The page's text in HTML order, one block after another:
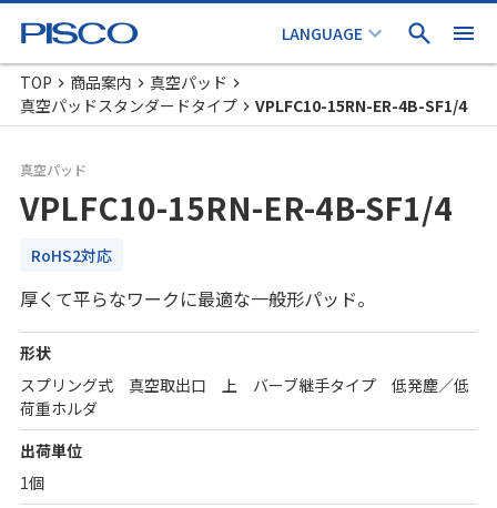
TOP 商品案内
真空パッド
真空パッドスタンダードタイプ
VPLFC10-15RN-ER-4B-SF1/4
真空パッド
VPLFC10-15RN-ER-4B-SF1/4
RoHS2対応
厚くて平らなワークに最適な一般形パッド。
形状
スプリング式 真空取出口 上 バーブ継手タイプ 低発塵／低
荷重ホルダ
出荷単位
1個